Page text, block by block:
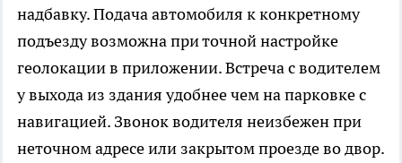
надбавку. Подача автомобиля к конкретному
подъезду возможна при точной настройке
геолокации в приложении. Встреча с водителем
у выхода из здания удобнее чем на парковке с
навигацией. Звонок водителя неизбежен при
неточном адресе или закрытом проезде во двор.